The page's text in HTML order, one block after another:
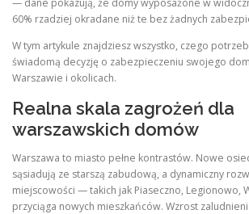
— dane pokazują, że domy wyposażone w
60% rzadziej okradane niż te bez żadnych
W tym artykule znajdziesz wszystko, czego
świadomą decyzję o zabezpieczeniu swojego
Warszawie i okolicach.
Realna skala zagrożeń dla
warszawskich domów
Warszawa to miasto pełne kontrastów. Nowe
sąsiadują ze starszą zabudową, a dynamiczny
miejscowości — takich jak Piaseczno, Legionowo,
przyciąga nowych mieszkańców. Wzrost